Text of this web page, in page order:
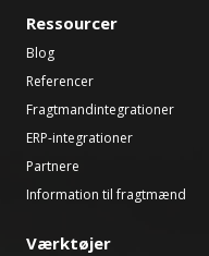
Ressourcer
Blog
Referencer
Fragtmandintegrationer
ERP-integrationer
Partnere
Information til fragtmænd
Værktøjer